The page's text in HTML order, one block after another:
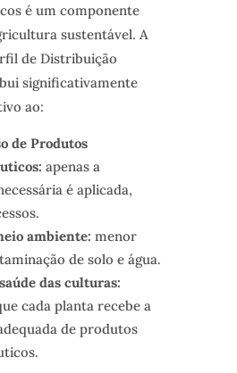
é um componente
sustentável. A
de Distribuição
significativamente
ao:
de Produtos
apenas a
é aplicada,
ambiente: menor
de solo e água.
das culturas:
cada planta recebe a
de produtos